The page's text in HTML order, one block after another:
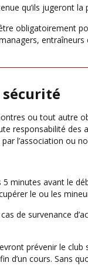
qu’ils jugeront la
obligatoirement
entraîneurs
ou tout autre
responsabilité
l’association ou
minutes avant le
le ou les
de survenance
prévenir le
d’un cours. Sans